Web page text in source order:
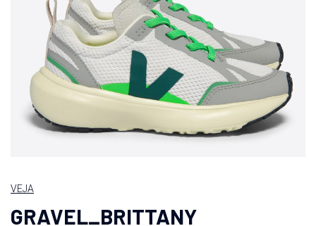
VEJA
GRAVEL_BRITTANY